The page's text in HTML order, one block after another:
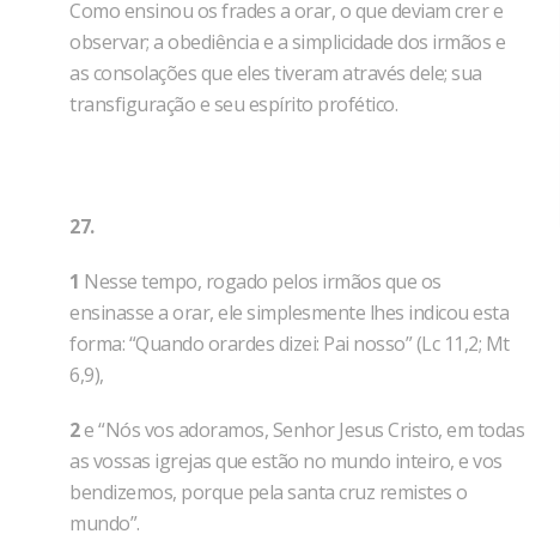
Como ensinou os frades a orar, o que deviam crer e
observar; a obediência e a simplicidade dos irmãos e
as consolações que eles tiveram através dele; sua
transfiguração e seu espírito profético.
27.
1 Nesse tempo, rogado pelos irmãos que os
ensinasse a orar, ele simplesmente lhes indicou esta
forma: “Quando orardes dizei: Pai nosso” (Lc 11,2; Mt
6,9),
2e “Nós vos adoramos, Senhor Jesus Cristo, em todas
as vossas igrejas que estão no mundo inteiro, e vos
bendizemos, porque pela santa cruz remistes o
mundo”.